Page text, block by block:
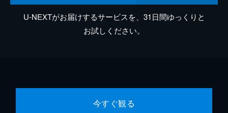
U-NEXTがお届けするサービスを、31日間ゆっくりと
お試しください。
今すぐ観る